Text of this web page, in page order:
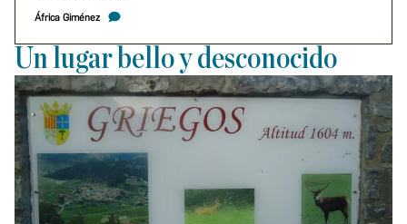
África Giménez
Un lugar bello y desconocido